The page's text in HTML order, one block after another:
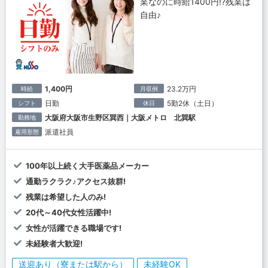
自由♪
時給 1,400円 月収例 23.2万円
シフト 日勤 休日 5勤2休（土日）
勤務地 大阪府大阪市生野区巽西｜大阪メトロ 北巽駅
雇用形態 派遣社員
100年以上続く大手医薬品メーカー
通勤ラクラク♪アクセス抜群!
残業は希望した人のみ!
20代～40代女性活躍中!
女性が活躍できる職場です!
未経験者大歓迎!
送迎あり（寮または駅から） 未経験OK